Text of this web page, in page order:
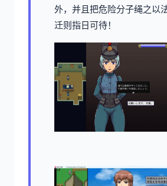
外，并且把危险分子绳之以
迁则指日可待！